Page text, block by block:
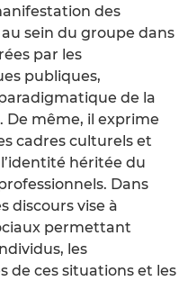
des
sein du groupe dans
par les
publiques,
de la
De même, il exprime
cadres culturels et
héritée du
Dans
discours vise à
permettant
les
de ces situations et les